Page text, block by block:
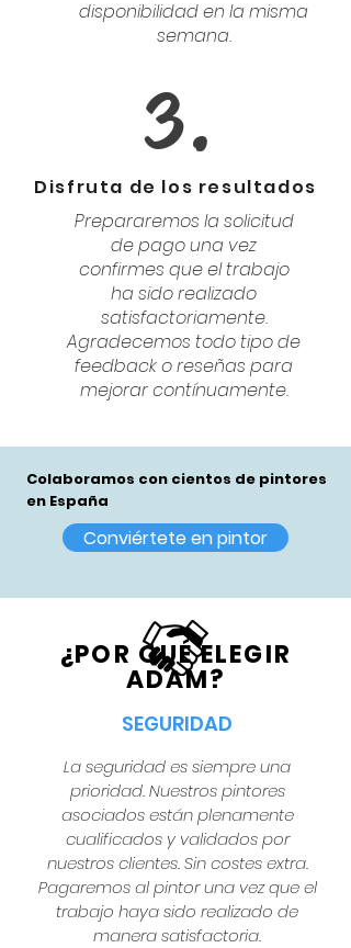
disponibilidad en la misma
semana.
3.
Disfruta de los resultados
Prepararemos la solicitud
de pago una vez
confirmes que el trabajo
ha sido realizado
satisfactoriamente.
Agradecemos todo tipo de
feedback o reseñas para
mejorar contínuamente.
Colaboramos con cientos de pintores
en España
Conviértete en pintor
SEGURIDAD
La seguridad es siempre una
prioridad. Nuestros pintores
asociados están plenamente
cualificados y validados por
nuestros clientes. Sin costes extra.
Pagaremos al pintor una vez que el
trabajo haya sido realizado de
manera satisfactoria.
¿POR QUÉ ELEGIR
ADAM?